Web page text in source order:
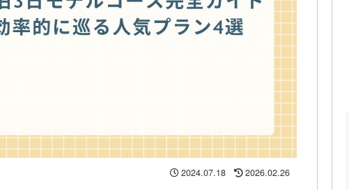
2024.07.18 2026.02.26